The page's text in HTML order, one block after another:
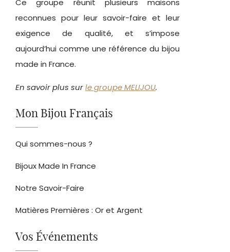
Ce groupe réunit plusieurs maisons
reconnues pour leur savoir-faire et leur
exigence de qualité, et s’impose
aujourd’hui comme une référence du bijou
made in France.
En savoir plus surle groupe MELIJOU.
Mon Bijou Français
Qui sommes-nous ?
Bijoux Made In France
Notre Savoir-Faire
Matières Premières : Or et Argent
Vos Événements